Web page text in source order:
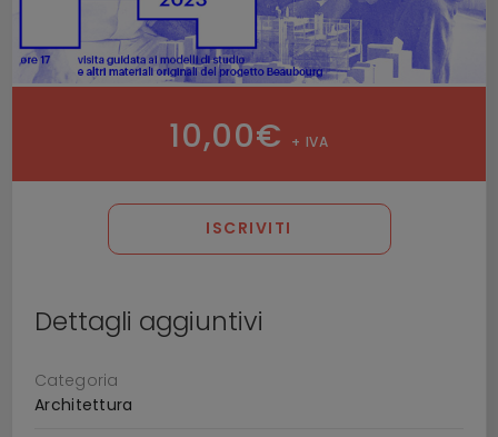
10,00€ + IVA
ISCRIVITI
Dettagli aggiuntivi
Categoria
Architettura